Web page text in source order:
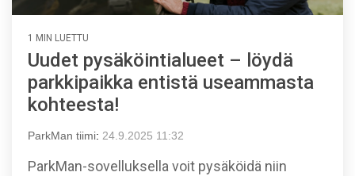
1 MIN LUETTU
Uudet pysäköintialueet – löydä
parkkipaikka entistä useammasta
kohteesta!
ParkMan tiimi: 24.9.2025 11:32
ParkMan-sovelluksella voit pysäköidä niin